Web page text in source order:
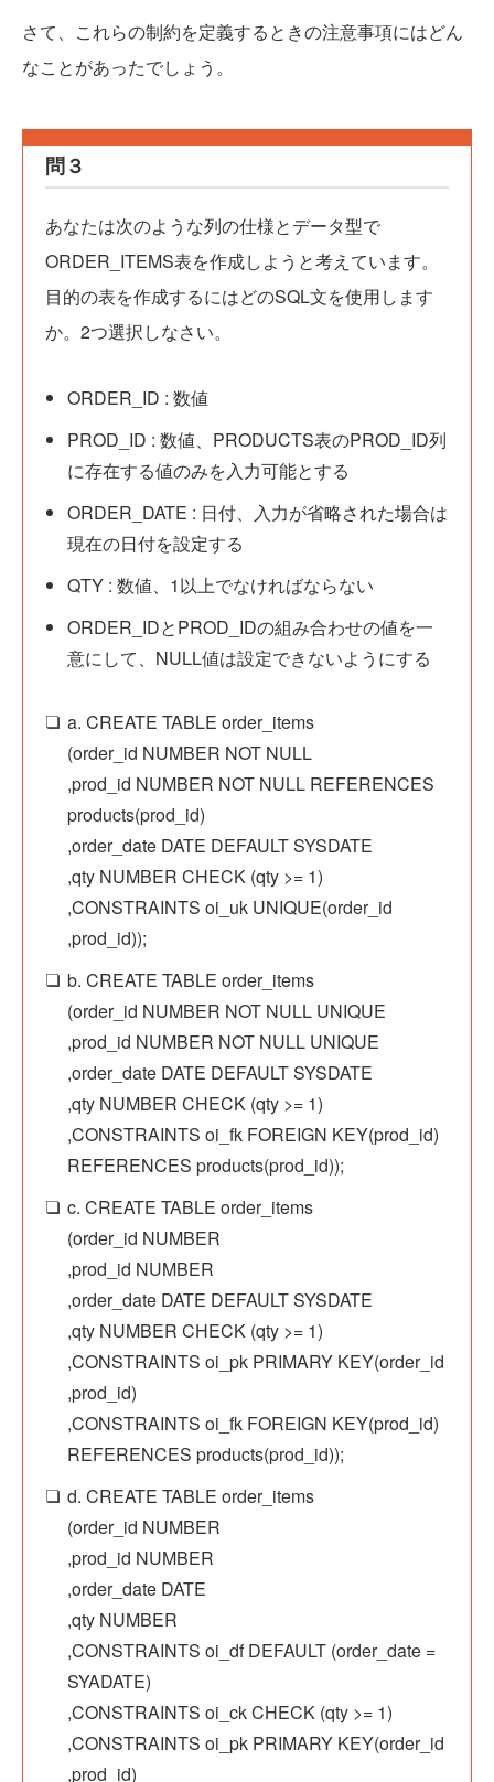
さて、これらの制約を定義するときの注意事項にはどん
なことがあったでしょう。
問３
あなたは次のような列の仕様とデータ型で
ORDER_ITEMS表を作成しようと考えています。
目的の表を作成するにはどのSQL文を使用します
か。2つ選択しなさい。
ORDER_ID : 数値
PROD_ID : 数値、PRODUCTS表のPROD_ID列
に存在する値のみを入力可能とする
ORDER_DATE : 日付、入力が省略された場合は
現在の日付を設定する
QTY : 数値、1以上でなければならない
ORDER_IDとPROD_IDの組み合わせの値を一
意にして、NULL値は設定できないようにする
a. CREATE TABLE order_items
(order_id NUMBER NOT NULL
,prod_id NUMBER NOT NULL REFERENCES
products(prod_id)
,order_date DATE DEFAULT SYSDATE
,qty NUMBER CHECK (qty >= 1)
,CONSTRAINTS oi_uk UNIQUE(order_id
,prod_id));
b. CREATE TABLE order_items
(order_id NUMBER NOT NULL UNIQUE
,prod_id NUMBER NOT NULL UNIQUE
,order_date DATE DEFAULT SYSDATE
,qty NUMBER CHECK (qty >= 1)
,CONSTRAINTS oi_fk FOREIGN KEY(prod_id)
REFERENCES products(prod_id));
c. CREATE TABLE order_items
(order_id NUMBER
,prod_id NUMBER
,order_date DATE DEFAULT SYSDATE
,qty NUMBER CHECK (qty >= 1)
,CONSTRAINTS oi_pk PRIMARY KEY(order_id
,prod_id)
,CONSTRAINTS oi_fk FOREIGN KEY(prod_id)
REFERENCES products(prod_id));
d. CREATE TABLE order_items
(order_id NUMBER
,prod_id NUMBER
,order_date DATE
,qty NUMBER
,CONSTRAINTS oi_df DEFAULT (order_date =
SYADATE)
,CONSTRAINTS oi_ck CHECK (qty >= 1)
,CONSTRAINTS oi_pk PRIMARY KEY(order_id
,prod_id)